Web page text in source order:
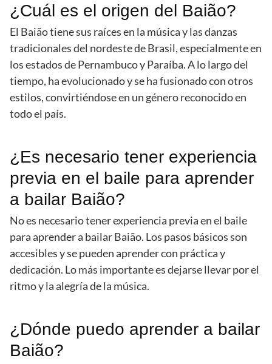
¿Cuál es el origen del Baião?
El Baião tiene sus raíces en la música y las danzas
tradicionales del nordeste de Brasil, especialmente en
los estados de Pernambuco y Paraíba. A lo largo del
tiempo, ha evolucionado y se ha fusionado con otros
estilos, convirtiéndose en un género reconocido en
todo el país.
¿Es necesario tener experiencia
previa en el baile para aprender
a bailar Baião?
No es necesario tener experiencia previa en el baile
para aprender a bailar Baião. Los pasos básicos son
accesibles y se pueden aprender con práctica y
dedicación. Lo más importante es dejarse llevar por el
ritmo y la alegría de la música.
¿Dónde puedo aprender a bailar
Baião?